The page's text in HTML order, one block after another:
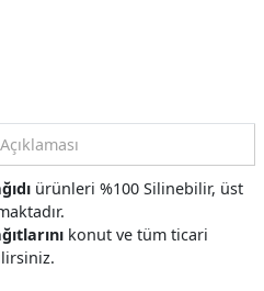
ürünleri %100 Silinebilir, üst
konut ve tüm ticari